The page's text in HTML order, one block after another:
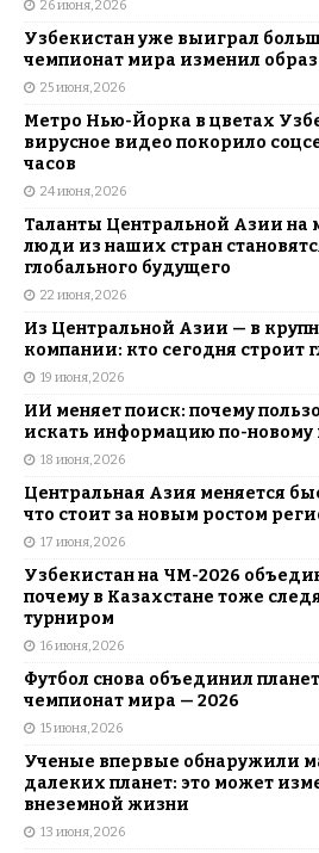
26 июня, 2026
Узбекистан уже выиграл
чемпионат мира изменил
25 июня, 2026
Метро Нью-Йорка в цветах
вирусное видео покорило
часов
24 июня, 2026
Таланты Центральной Азии на
люди из наших стран
глобального будущего
22 июня, 2026
Из Центральной Азии — в
компании: кто сегодня строит
19 июня, 2026
ИИ меняет поиск: почему
искать информацию по-новому
18 июня, 2026
Центральная Азия меняется
что стоит за новым ростом
17 июня, 2026
Узбекистан на ЧМ-2026
почему в Казахстане тоже
турниром
16 июня, 2026
Футбол снова объединил
чемпионат мира — 2026
15 июня, 2026
Ученые впервые обнаружили
далеких планет: это может
внеземной жизни
13 июня, 2026